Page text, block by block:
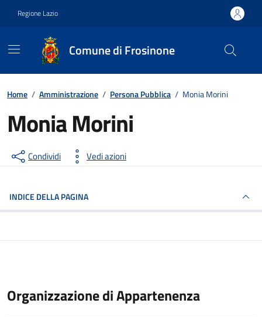
Regione Lazio
Comune di Frosinone
Contenuti in evidenza
Home / Amministrazione / Persona Pubblica / Monia Morini
Monia Morini
Condividi Vedi azioni
INDICE DELLA PAGINA
Organizzazione di Appartenenza